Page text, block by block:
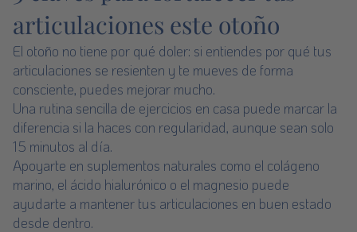
articulaciones este otoño
El otoño no tiene por qué doler: si entiendes por qué tus
articulaciones se resienten y te mueves de forma
consciente, puedes mejorar mucho.
Una rutina sencilla de ejercicios en casa puede marcar la
diferencia si la haces con regularidad, aunque sean solo
15 minutos al día.
Apoyarte en suplementos naturales como el colágeno
marino, el ácido hialurónico o el magnesio puede
ayudarte a mantener tus articulaciones en buen estado
desde dentro.